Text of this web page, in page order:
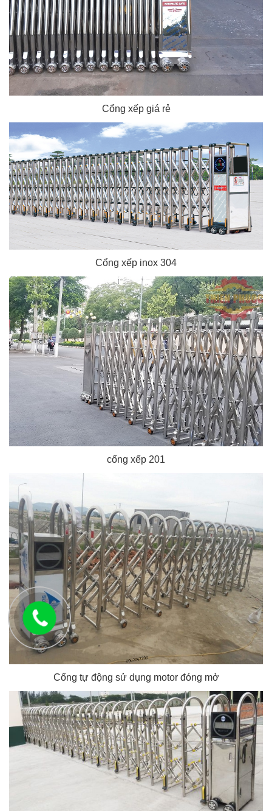
Cổng xếp giá rẻ
Cổng xếp inox 304
cổng xếp 201
Cổng tự động sử dụng motor đóng mở